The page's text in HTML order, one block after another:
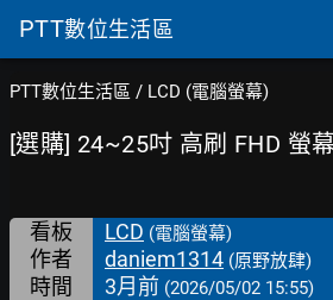
PTT數位生活區
PTT數位生活區 / LCD (電腦螢幕)
[選購] 24~25吋 高刷 FHD 螢幕
看板 LCD (電腦螢幕)
作者 daniem1314 (原野放肆)
時間 3月前 (2026/05/02 15:55)